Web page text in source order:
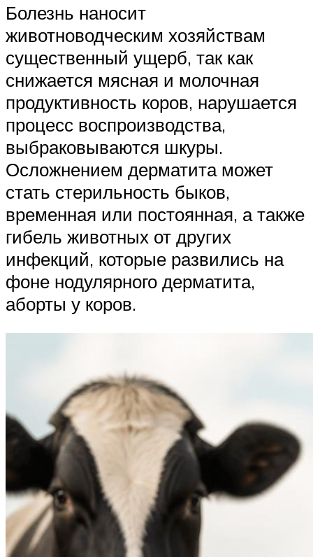
Болезнь наносит
животноводческим хозяйствам
существенный ущерб, так как
снижается мясная и молочная
продуктивность коров, нарушается
процесс воспроизводства,
выбраковываются шкуры.
Осложнением дерматита может
стать стерильность быков,
временная или постоянная, а также
гибель животных от других
инфекций, которые развились на
фоне нодулярного дерматита,
аборты у коров.